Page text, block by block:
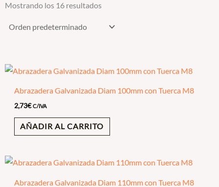
Mostrando los 16 resultados
Abrazadera Galvanizada Diam 100mm con Tuerca M8
2,73€ C/IVA
AÑADIR AL CARRITO
Abrazadera Galvanizada Diam 110mm con Tuerca M8